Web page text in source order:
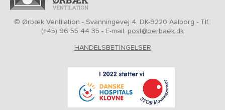
© Ørbæk Ventilation - Svanningevej 4, DK-9220 Aalborg - Tlf.:
(+45) 96 55 44 35 - E-mail: post@oerbaek.dk
HANDELSBETINGELSER